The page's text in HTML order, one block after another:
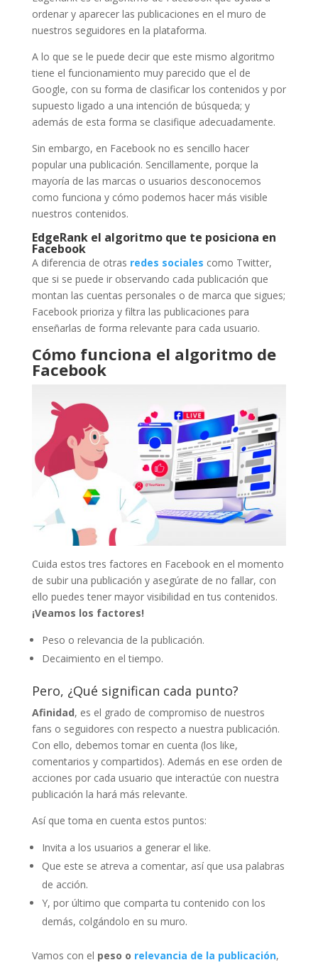
ordenar y aparecer las publicaciones en el muro de
nuestros seguidores en la plataforma.
A lo que se le puede decir que este mismo algoritmo
tiene el funcionamiento muy parecido que el de
Google, con su forma de clasificar los contenidos y por
supuesto ligado a una intención de búsqueda; y
además de esta forma se clasifique adecuadamente.
Sin embargo, en Facebook no es sencillo hacer
popular una publicación. Sencillamente, porque la
mayoría de las marcas o usuarios desconocemos
como funciona y cómo podemos hacer más visible
nuestros contenidos.
EdgeRank el algoritmo que te posiciona en
Facebook
A diferencia de otras redes sociales como Twitter,
que si se puede ir observando cada publicación que
montan las cuentas personales o de marca que sigues;
Facebook prioriza y filtra las publicaciones para
enseñarlas de forma relevante para cada usuario.
Cómo funciona el algoritmo de
Facebook
Cuida estos tres factores en Facebook en el momento
de subir una publicación y asegúrate de no fallar, con
ello puedes tener mayor visibilidad en tus contenidos.
¡Veamos los factores!
Peso o relevancia de la publicación.
Decaimiento en el tiempo.
Pero, ¿Qué significan cada punto?
Afinidad, es el grado de compromiso de nuestros
fans o seguidores con respecto a nuestra publicación.
Con ello, debemos tomar en cuenta (los like,
comentarios y compartidos). Además en ese orden de
acciones por cada usuario que interactúe con nuestra
publicación la hará más relevante.
Así que toma en cuenta estos puntos:
Invita a los usuarios a generar el like.
Que este se atreva a comentar, así que usa palabras
de acción.
Y, por último que comparta tu contenido con los
demás, colgándolo en su muro.
Vamos con el peso o relevancia de la publicación,